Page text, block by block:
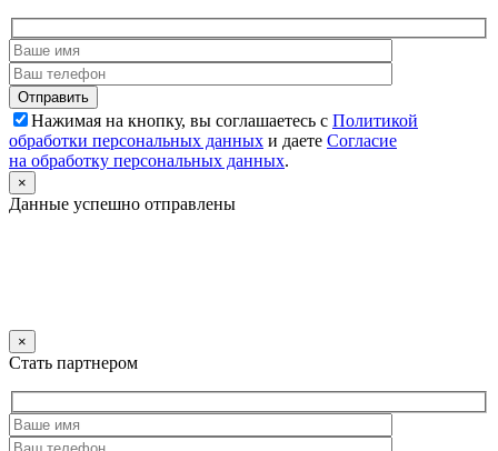
Нажимая на кнопку, вы соглашаетесь с Политикой
обработки персональных данных и даете Согласие
на обработку персональных данных.
×
Данные успешно отправлены
×
Стать партнером